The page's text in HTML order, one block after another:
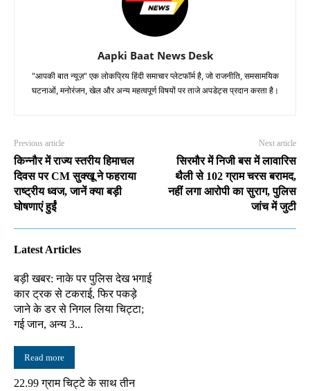
Aapki Baat News Desk
"आपकी बात न्यूज़" एक लोकप्रिय हिंदी समाचार प्लेटफॉर्म है, जो राजनीति, समसामयिक
घटनाओं, मनोरंजन, खेल और अन्य महत्वपूर्ण विषयों पर ताजे अपडेट्स प्रदान करता है।
Previous article
किन्नौर में राज्य स्तरीय हिमाचल
दिवस पर CM सुक्खू ने फहराया
राष्ट्रीय ध्वज, जानें क्या बड़ी
घोषणाएं हुईं
Next article
सिरमौर में निजी बस में लावारिस
थैली से 102 ग्राम चरस बरामद,
नहीं लगा आरोपी का सुराग, पुलिस
जांच में जुटी
Latest Articles
बड़ी खबर: नाके पर पुलिस देख भगाई
कार ट्रक से टकराई, फिर पकड़े
जाने के डर से निगल लिया चिट्टा;
गई जान, अन्य 3...
Read more
22.99 ग्राम चिट्टे के साथ तीन